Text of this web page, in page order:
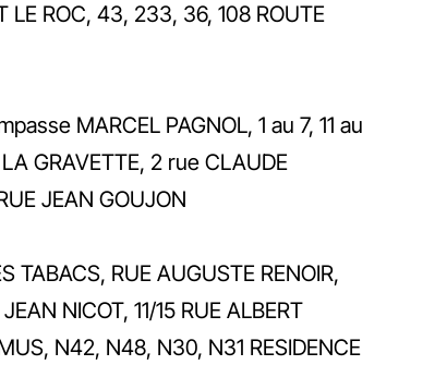
LE ROC, 43, 233, 36, 108 ROUTE
MARCEL PAGNOL, 1 au 7, 11 au
GRAVETTE, 2 rue CLAUDE
JEAN GOUJON
TABACS, RUE AUGUSTE RENOIR,
NICOT, 11/15 RUE ALBERT
N42, N48, N30, N31 RESIDENCE